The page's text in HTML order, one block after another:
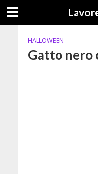
HALLOWEEN
Gatto nero